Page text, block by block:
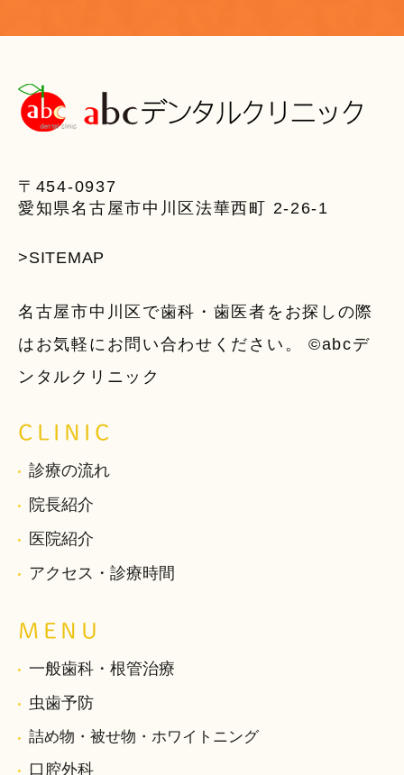
〒454-0937
愛知県名古屋市中川区法華西町 2-26-1
>SITEMAP
名古屋市中川区で歯科・歯医者をお探しの際
はお気軽にお問い合わせください。 ©abcデ
ンタルクリニック
CLINIC
診療の流れ
院長紹介
医院紹介
アクセス・診療時間
MENU
一般歯科・根管治療
虫歯予防
詰め物・被せ物・ホワイトニング
口腔外科